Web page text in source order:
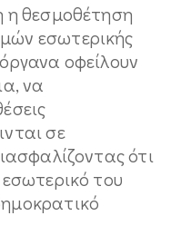
η θεσμοθέτηση
εσωτερικής
οφείλουν
να
σε
ότι
του